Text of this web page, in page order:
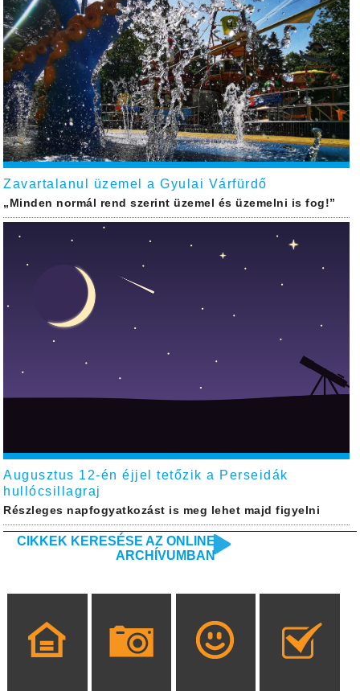
Zavartalanul üzemel a Gyulai Várfürdő
„Minden normál rend szerint üzemel és üzemelni is fog!”
Augusztus 12-én éjjel tetőzik a Perseidák
hullócsillagraj
Részleges napfogyatkozást is meg lehet majd figyelni
CIKKEK KERESÉSE AZ ONLINE
ARCHÍVUMBAN